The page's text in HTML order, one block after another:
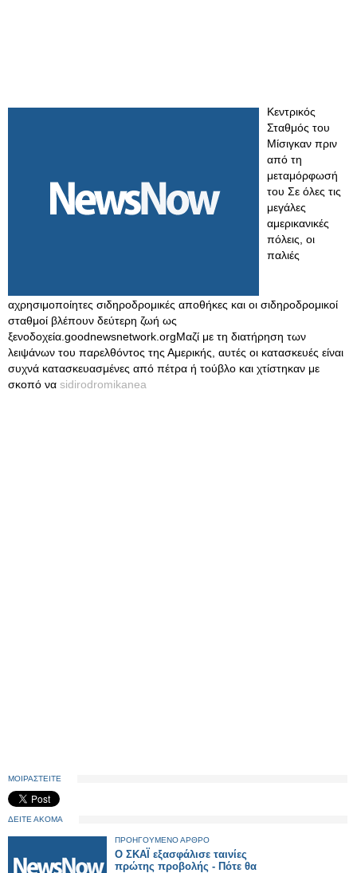
Κεντρικός
Σταθμός του
Μίσιγκαν πριν
από τη
μεταμόρφωσή
του Σε όλες τις
μεγάλες
αμερικανικές
πόλεις, οι
παλιές
αχρησιμοποίητες σιδηροδρομικές αποθήκες και οι σιδηροδρομικοί
σταθμοί βλέπουν δεύτερη ζωή ως
ξενοδοχεία.goodnewsnetwork.orgΜαζί με τη διατήρηση των
λειψάνων του παρελθόντος της Αμερικής, αυτές οι κατασκευές είναι
συχνά κατασκευασμένες από πέτρα ή τούβλο και χτίστηκαν με
σκοπό να sidirodromikanea
ΜΟΙΡΑΣΤΕΙΤΕ
ΔΕΙΤΕ ΑΚΟΜΑ
ΠΡΟΗΓΟΥΜΕΝΟ ΑΡΘΡΟ
Ο ΣΚΑΪ εξασφάλισε ταινίες
πρώτης προβολής - Πότε θα